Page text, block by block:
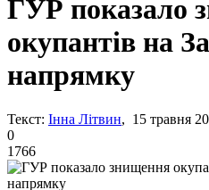
ГУР показало
окупантів на
напрямку
Текст: Інна Літвин, 15 травня
0
1766